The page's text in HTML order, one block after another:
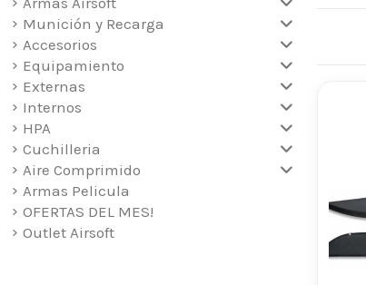
Usos
Munición y Recarga
Accesorios
Equipamiento
Externas
Internos
HPA
Cuchilleria
Aire Comprimido
Armas Pelicula
OFERTAS DEL MES!
Outlet Airsoft